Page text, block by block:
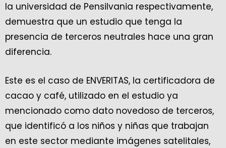
la universidad de Pensilvania respectivamente,
demuestra que un estudio que tenga la
presencia de terceros neutrales hace una gran
diferencia.
Este es el caso de ENVERITAS, la certificadora de
cacao y café, utilizado en el estudio ya
mencionado como dato novedoso de terceros,
que identificó a los niños y niñas que trabajan
en este sector mediante imágenes satelitales,